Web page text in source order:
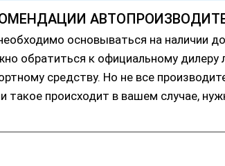
основываться на наличии
обратиться к официальному дилеру
средству. Но не все
такое происходит в вашем случае,